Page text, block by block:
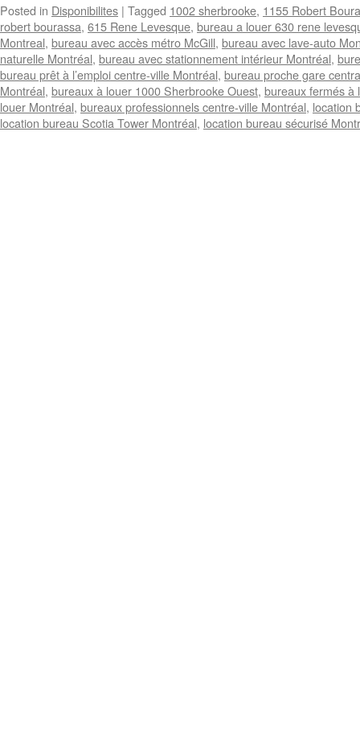
Posted in Disponibilites | Tagged 1002 sherbrooke, 1155 Robert
robert bourassa, 615 Rene Levesque, bureau a louer 630 rene
Montreal, bureau avec accès métro McGill, bureau avec lave-auto
naturelle Montréal, bureau avec stationnement intérieur Montréal,
bureau prêt à l’emploi centre-ville Montréal, bureau proche gare
Montréal, bureaux à louer 1000 Sherbrooke Ouest, bureaux fermés à
louer Montréal, bureaux professionnels centre-ville Montréal, location
location bureau Scotia Tower Montréal, location bureau sécurisé